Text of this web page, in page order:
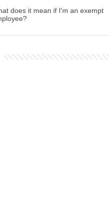
does it mean if I'm an exempt